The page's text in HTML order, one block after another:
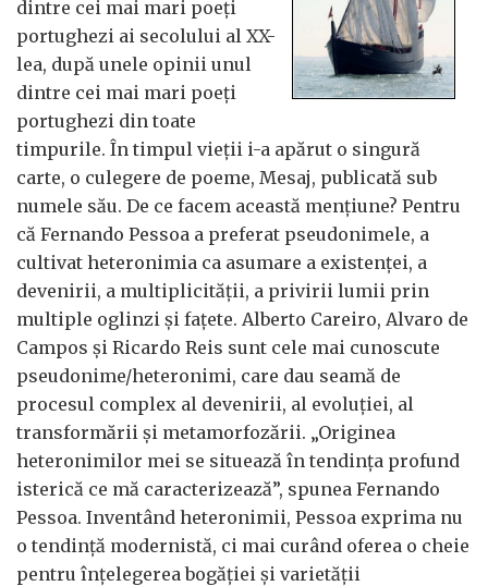
dintre cei mai mari poeți
portughezi ai secolului al XX-
lea, după unele opinii unul
dintre cei mai mari poeți
portughezi din toate
timpurile. În timpul vieții i-a apărut o singură
carte, o culegere de poeme, Mesaj, publicată sub
numele său. De ce facem această mențiune? Pentru
că Fernando Pessoa a preferat pseudonimele, a
cultivat heteronimia ca asumare a existenței, a
devenirii, a multiplicității, a privirii lumii prin
multiple oglinzi și fațete. Alberto Careiro, Alvaro de
Campos și Ricardo Reis sunt cele mai cunoscute
pseudonime/heteronimi, care dau seamă de
procesul complex al devenirii, al evoluției, al
transformării și metamorfozării. „Originea
heteronimilor mei se situează în tendința profund
isterică ce mă caracterizează”, spunea Fernando
Pessoa. Inventând heteronimii, Pessoa exprima nu
o tendință modernistă, ci mai curând oferea o cheie
pentru înțelegerea bogăției și varietății